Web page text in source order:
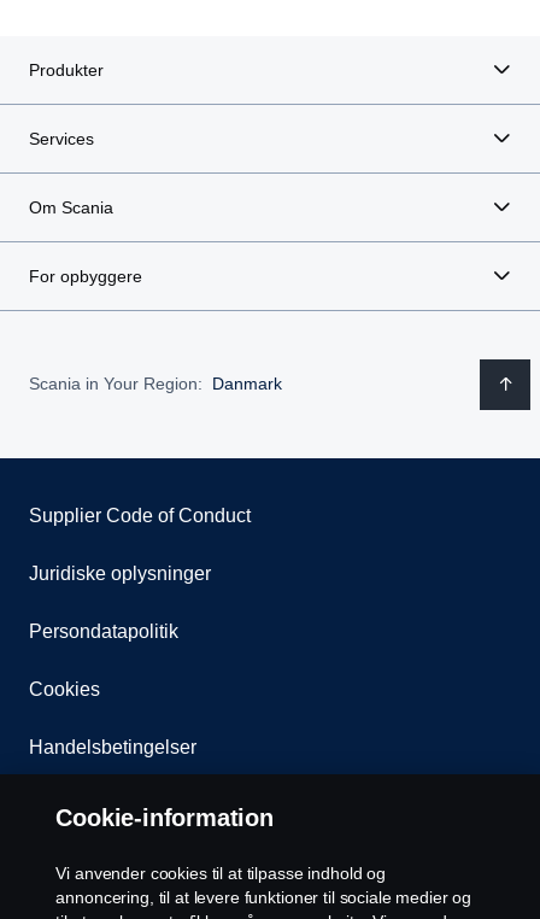
Produkter
Services
Om Scania
For opbyggere
Scania in Your Region: Danmark
Supplier Code of Conduct
Juridiske oplysninger
Persondatapolitik
Cookies
Handelsbetingelser
Kontakt os
Whistleblowing
Cookie-information
Vi anvender cookies til at tilpasse indhold og
annoncering, til at levere funktioner til sociale medier og